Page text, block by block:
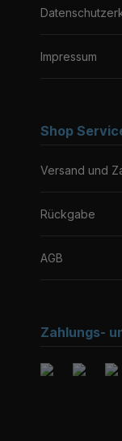
Impressum
Shop
Versand und
Rückgabe
AGB
Zahlungs-